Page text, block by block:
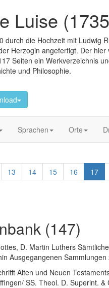
Luise
die Hochzeit mit
Herzogin angefertigt. Der
Seiten ein Werkverzeichnis
und Philosophie.
Sprachen Orte
13 14 15 16 17
(147)
D. Martin Luthers
Ausgegangenen
Alten und Neuen
SS. Theol. D. Superint. &